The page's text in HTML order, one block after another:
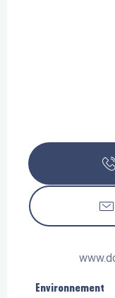
Environnement
Environnement